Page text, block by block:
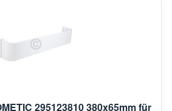
295123810 380x65mm für